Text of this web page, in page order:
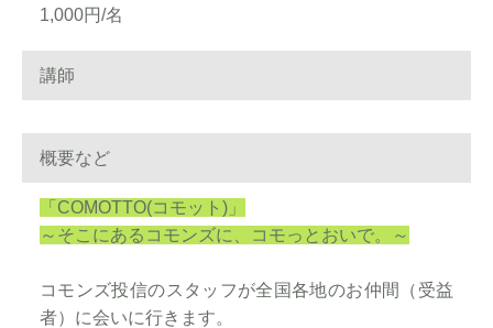
1,000円/名
講師
概要など
「COMOTTO(コモット)」
～そこにあるコモンズに、コモっとおいで。～
コモンズ投信のスタッフが全国各地のお仲間（受益
者）に会いに行きます。